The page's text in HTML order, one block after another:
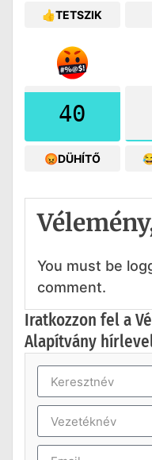
👍TETSZIK
40
😡DÜHÍTŐ
You must be
comment.
Iratkozzon fel a
Alapítvány